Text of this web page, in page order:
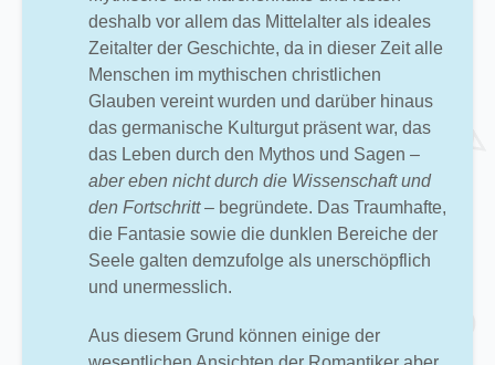
deshalb vor allem das Mittelalter als ideales
Zeitalter der Geschichte, da in dieser Zeit alle
Menschen im mythischen christlichen
Glauben vereint wurden und darüber hinaus
das germanische Kulturgut präsent war, das
das Leben durch den Mythos und Sagen –
aber eben nicht durch die Wissenschaft und
den Fortschritt – begründete. Das Traumhafte,
die Fantasie sowie die dunklen Bereiche der
Seele galten demzufolge als unerschöpflich
und unermesslich.
Aus diesem Grund können einige der